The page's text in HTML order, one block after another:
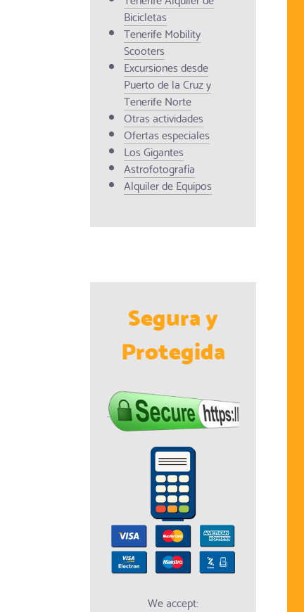
Bicicletas
Tenerife Mobility
Scooters
Excursiones desde
Puerto de la Cruz y
Tenerife Norte
Otras actividades
Ofertas especiales
Los Gigantes
Astrofotografía
Alquiler de Equipos
Segura y
Protegida
We accept: